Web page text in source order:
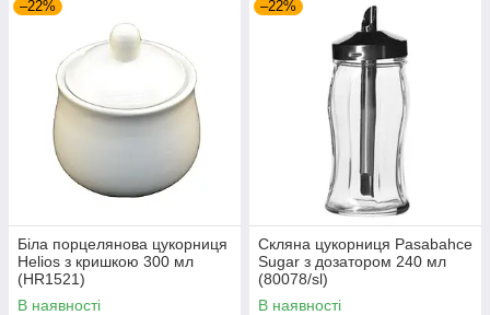
–22%
Біла порцелянова цукорниця
Helios з кришкою 300 мл
(HR1521)
В наявності
–22%
Скляна цукорниця Pasabahce
Sugar з дозатором 240 мл
(80078/sl)
В наявності